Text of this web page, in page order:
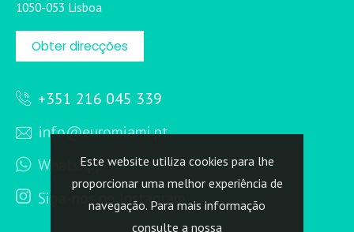
1050-053 Lisboa
Obter direcções
+351 216 045 339
info@euromiami.pt
WhatsApp
Siga-nos no Instagram
Este website utiliza cookies para lhe
proporcionar uma melhor experiência de
navegação. Para mais informação
consulte a nossa